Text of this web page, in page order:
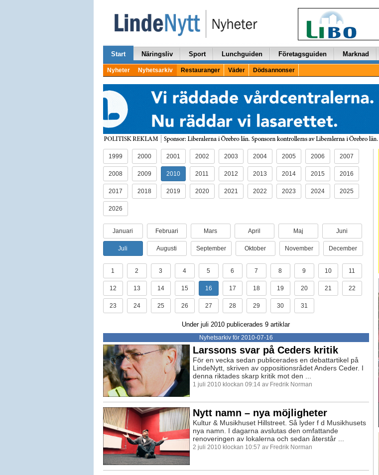
Start Näringsliv Sport Lunchguiden Företagsguiden Marknad
Nyheter Nyhetsarkiv Restauranger Väder Dödsannonser
1999 2000 2001 2002 2003 2004 2005 2006 2007
2008 2009 2010 2011 2012 2013 2014 2015 2016
2017 2018 2019 2020 2021 2022 2023 2024 2025
2026
Januari Februari Mars April Maj Juni
Juli Augusti September Oktober November December
1 2 3 4 5 6 7 8 9 10 11
12 13 14 15 16 17 18 19 20 21 22
23 24 25 26 27 28 29 30 31
Under juli 2010 publicerades 9 artiklar
Nyhetsarkiv för 2010-07-16
Larssons svar på Ceders kritik
För en vecka sedan publicerades en debattartikel på
LindeNytt, skriven av oppositionsrådet Anders Ceder. I
denna riktades skarp kritik mot den ...
1 juli 2010 klockan 09:14 av Fredrik Norman
Nytt namn – nya möjligheter
Kultur & Musikhuset Hillstreet. Så lyder f d Musikhusets
nya namn. I dagarna avslutas den omfattande
renoveringen av lokalerna och sedan återstår ...
2 juli 2010 klockan 10:57 av Fredrik Norman